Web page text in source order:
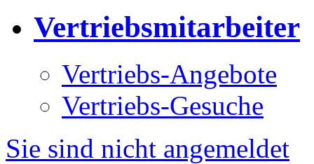
Vertriebsmitarbeiter
Vertriebs-Angebote
Vertriebs-Gesuche
Sie sind nicht angemeldet